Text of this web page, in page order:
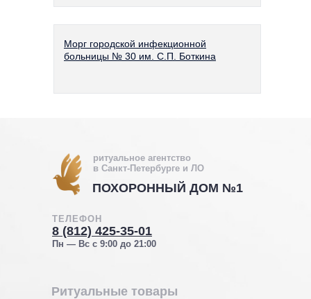
Морг городской инфекционной
больницы № 30 им. С.П. Боткина
Ритуальные товары
ПОХОРОННЫЙ ДОМ №1
ТЕЛЕФОН
8 (812) 425-35-01
Пн — Вс с 9:00 до 21:00
ритуальное агентство
в Санкт-Петербурге и ЛО